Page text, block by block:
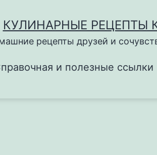
КУЛИНАРНЫЕ РЕЦЕПТЫ
рецепты друзей и
и полезные ссылки